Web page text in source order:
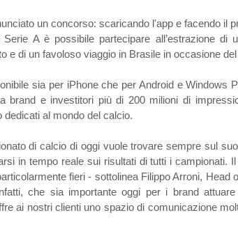
un concorso: scaricando l'app e facendo il
A è possibile partecipare all’estrazione di
e di un favoloso viaggio in Brasile in occasione
sia per iPhone che per Android e Windows
brand e investitori più di 200 milioni di
dedicati al mondo del calcio.
di calcio di oggi vuole trovare sempre sul
in tempo reale sui risultati di tutti i campionati.
fieri - sottolinea Filippo Arroni,
che sia importante oggi per i brand
ai nostri clienti uno spazio di comunicazione